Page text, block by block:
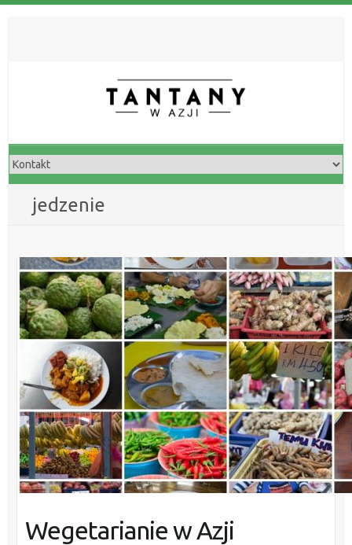
jedzenie
Wegetarianie w Azji